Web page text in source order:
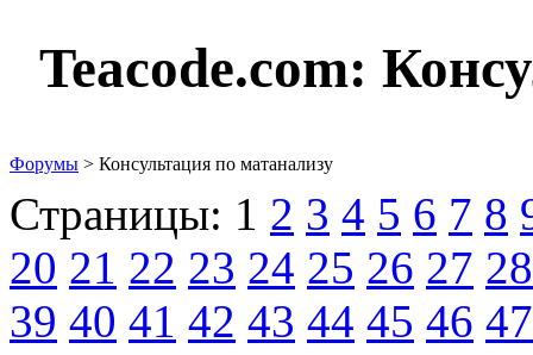
Teacode.com:
Форумы > Консультация по матанализу
Страницы: 1 2 3 4 5 6 7 8
20 21 22 23 24 25 26 27 28
39 40 41 42 43 44 45 46 47